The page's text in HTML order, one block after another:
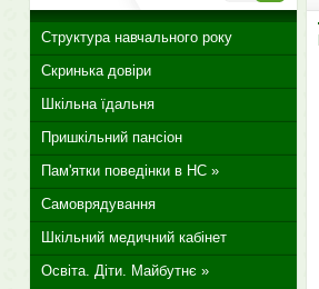
Структура навчального року
Скринька довіри
Шкільна їдальня
Пришкільний пансіон
Пам'ятки поведінки в НС »
Самоврядування
Шкільний медичний кабінет
Освіта. Діти. Майбутнє »